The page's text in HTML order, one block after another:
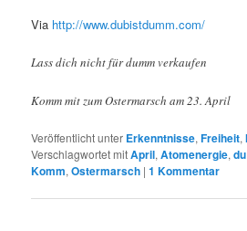
Via http://www.dubistdumm.com/
Lass dich nicht für dumm verkaufen
Komm mit zum Ostermarsch am 23. April
Veröffentlicht unter Erkenntnisse,Freiheit,
Verschlagwortet mitApril,Atomenergie,
Komm,Ostermarsch |1 Kommentar